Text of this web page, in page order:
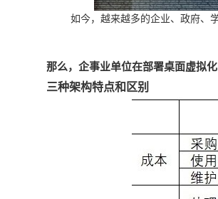
如今，越来越多的企业、政府、
那么，企事业单位在部署桌面虚拟
三种架构特点和区别